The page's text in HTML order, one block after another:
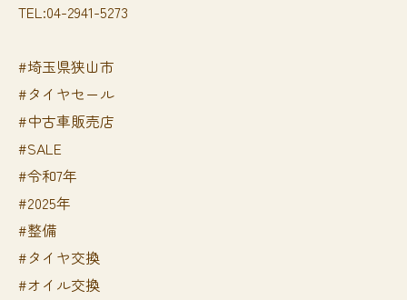
TEL:04-2941-5273
#埼玉県狭山市
#タイヤセール
#中古車販売店
#SALE
#令和7年
#2025年
#整備
#タイヤ交換
#オイル交換